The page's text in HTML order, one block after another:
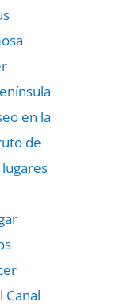
en la
de
Canal